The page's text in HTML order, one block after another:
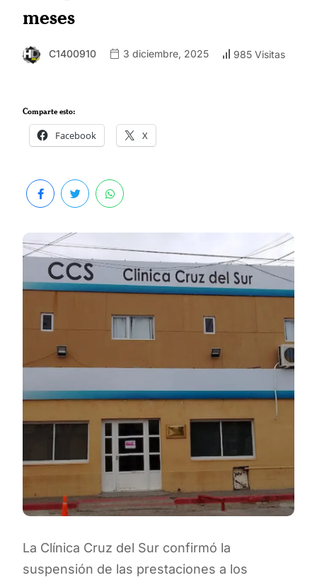
meses
C1400910 3 diciembre, 2025 985 Visitas
Comparte esto:
Facebook X
La Clínica Cruz del Sur confirmó la
suspensión de las prestaciones a los